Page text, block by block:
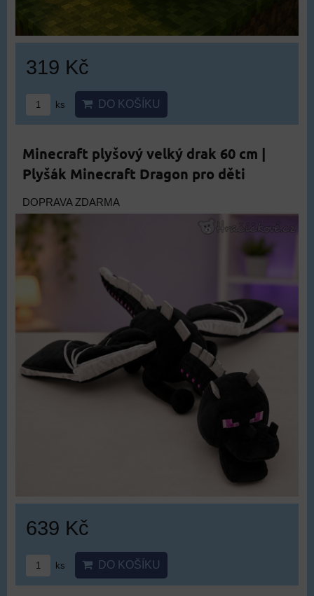
319 Kč
ks DO KOŠÍKU
Minecraft plyšový velký drak 60 cm |
Plyšák Minecraft Dragon pro děti
DOPRAVA ZDARMA
639 Kč
ks DO KOŠÍKU